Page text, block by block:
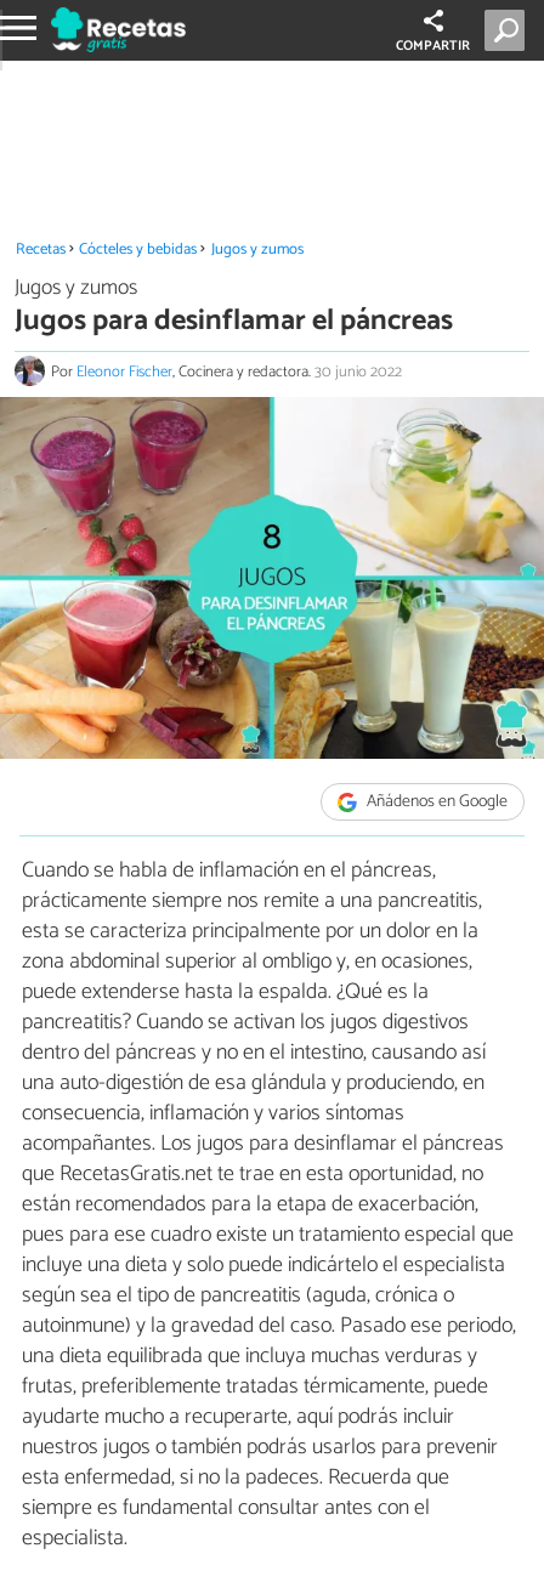
COMPARTIR
Recetas Cócteles y bebidas Jugos y zumos
Jugos y zumos
Jugos para desinflamar el páncreas
PorEleonor Fischer, Cocinera y redactora.30 junio 2022
Añádenos en Google
Cuando se habla de inflamación en el páncreas,
prácticamente siempre nos remite a una pancreatitis,
esta se caracteriza principalmente por un dolor en la
zona abdominal superior al ombligo y, en ocasiones,
puede extenderse hasta la espalda. ¿Qué es la
pancreatitis? Cuando se activan los jugos digestivos
dentro del páncreas y no en el intestino, causando así
una auto-digestión de esa glándula y produciendo, en
consecuencia, inflamación y varios síntomas
acompañantes. Los jugos para desinflamar el páncreas
que RecetasGratis.net te trae en esta oportunidad, no
están recomendados para la etapa de exacerbación,
pues para ese cuadro existe un tratamiento especial que
incluye una dieta y solo puede indicártelo el especialista
según sea el tipo de pancreatitis (aguda, crónica o
autoinmune) y la gravedad del caso. Pasado ese periodo,
una dieta equilibrada que incluya muchas verduras y
frutas, preferiblemente tratadas térmicamente, puede
ayudarte mucho a recuperarte, aquí podrás incluir
nuestros jugos o también podrás usarlos para prevenir
esta enfermedad, si no la padeces. Recuerda que
siempre es fundamental consultar antes con el
especialista.